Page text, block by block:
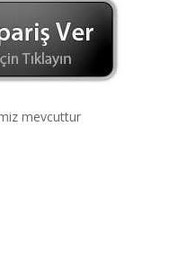
mevcuttur